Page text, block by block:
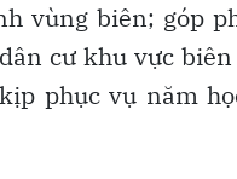
vùng biên; góp
cư khu vực
phục vụ năm